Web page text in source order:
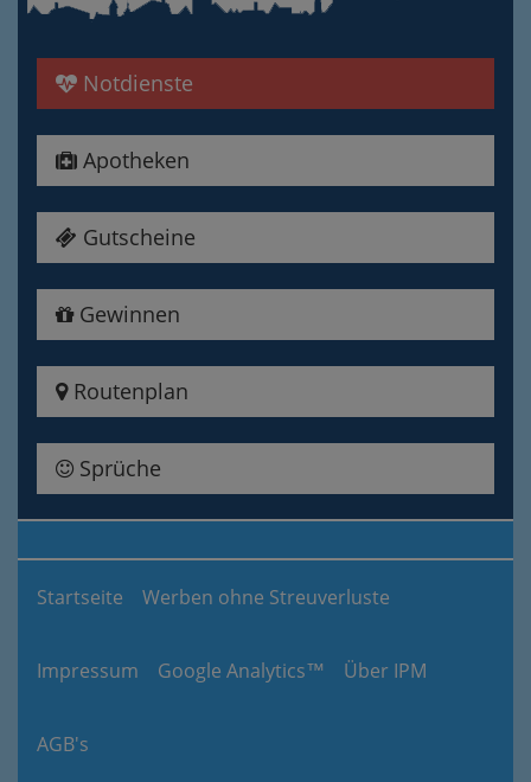
Notdienste
Apotheken
Gutscheine
Gewinnen
Routenplan
Sprüche
Startseite Werben ohne Streuverluste
Impressum Google Analytics™ Über IPM
AGB's